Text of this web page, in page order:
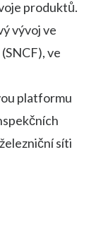
produktů.
vývoj ve
ve
platformu
síti